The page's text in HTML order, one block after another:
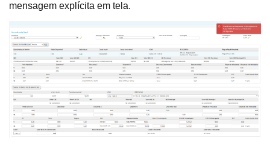
mensagem explícita em tela.